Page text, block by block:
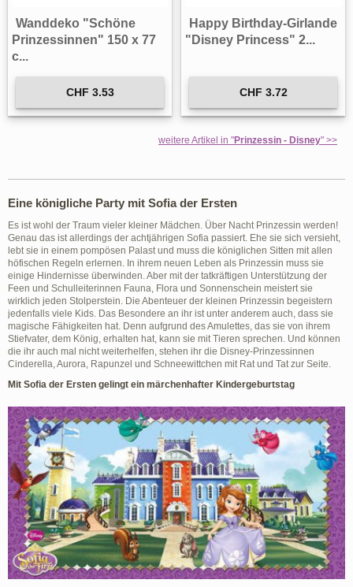
Wanddeko "Schöne
Prinzessinnen" 150 x 77
c...
CHF 3.53
Happy Birthday-Girlande
"Disney Princess" 2...
CHF 3.72
weitere Artikel in "Prinzessin - Disney" >>
Eine königliche Party mit Sofia der Ersten
Es ist wohl der Traum vieler kleiner Mädchen. Über Nacht Prinzessin werden!
Genau das ist allerdings der achtjährigen Sofia passiert. Ehe sie sich versieht,
lebt sie in einem pompösen Palast und muss die königlichen Sitten mit allen
höfischen Regeln erlernen. In ihrem neuen Leben als Prinzessin muss sie
einige Hindernisse überwinden. Aber mit der tatkräftigen Unterstützung der
Feen und Schulleiterinnen Fauna, Flora und Sonnenschein meistert sie
wirklich jeden Stolperstein. Die Abenteuer der kleinen Prinzessin begeistern
jedenfalls viele Kids. Das Besondere an ihr ist unter anderem auch, dass sie
magische Fähigkeiten hat. Denn aufgrund des Amulettes, das sie von ihrem
Stiefvater, dem König, erhalten hat, kann sie mit Tieren sprechen. Und können
die ihr auch mal nicht weiterhelfen, stehen ihr die Disney-Prinzessinnen
Cinderella, Aurora, Rapunzel und Schneewittchen mit Rat und Tat zur Seite.
Mit Sofia der Ersten gelingt ein märchenhafter Kindergeburtstag